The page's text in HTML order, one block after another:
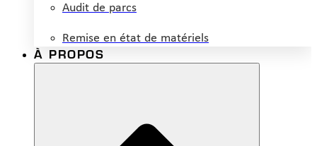
Audit de parcs
Remise en état de matériels
À PROPOS